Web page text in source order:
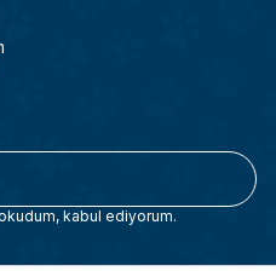
kabul ediyorum.